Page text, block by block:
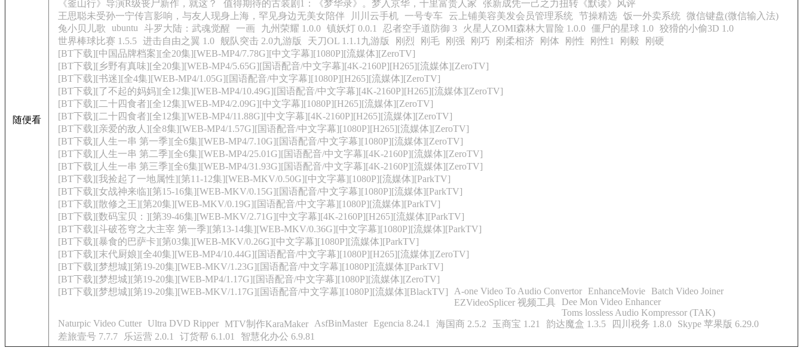
随便看
《釜山行》导演R级丧尸新作，就这？
值得期待的古装剧1：《梦华录》。梦入京华，十里富贵人家
张新成凭一己之力扭转《默读》风评
王思聪未受孙一宁传言影响，与友人现身上海，罕见身边无美女陪伴
川川云手机 一号专车 云上铺美容美发会员管理系统 节操精选 饭一外卖系统
微信键盘(微信输入法)
兔小贝儿歌
ubuntu 斗罗大陆：武魂觉醒 一画 九州荣耀 1.0.0 镇妖灯 0.0.1 忍者空手道防御 3 火星人ZOMI森林大冒险 1.0.0 僵尸的星球 1.0 狡猾的小偷3D 1.0
世界棒球比赛 1.5.5 进击自由之翼 1.0 舰队突击 2.0九游版 天刀OL 1.1.1九游版 刚烈 刚毛 刚强 刚巧 刚柔相济 刚体 刚性 刚性1 刚毅
刚硬
[BT下载][中国品牌档案][全20集][WEB-MP4/7.78G][中文字幕][1080P][流媒体][ZeroTV]
[BT下载][乡野有真味][全20集][WEB-MP4/5.65G][国语配音/中文字幕][4K-2160P][H265][流媒体][ZeroTV]
[BT下载][书迷][全4集][WEB-MP4/1.05G][国语配音/中文字幕][1080P][H265][流媒体][ZeroTV]
[BT下载][了不起的妈妈][全12集][WEB-MP4/10.49G][国语配音/中文字幕][4K-2160P][H265][流媒体][ZeroTV]
[BT下载][二十四食者][全12集][WEB-MP4/2.09G][中文字幕][1080P][H265][流媒体][ZeroTV]
[BT下载][二十四食者][全12集][WEB-MP4/11.88G][中文字幕][4K-2160P][H265][流媒体][ZeroTV]
[BT下载][亲爱的敌人][全8集][WEB-MP4/1.57G][国语配音/中文字幕][1080P][H265][流媒体][ZeroTV]
[BT下载][人生一串 第一季][全6集][WEB-MP4/7.10G][国语配音/中文字幕][1080P][流媒体][ZeroTV]
[BT下载][人生一串 第二季][全6集][WEB-MP4/25.01G][国语配音/中文字幕][4K-2160P][流媒体][ZeroTV]
[BT下载][人生一串 第三季][全6集][WEB-MP4/31.93G][国语配音/中文字幕][4K-2160P][流媒体][ZeroTV]
[BT下载][我捡起了一地属性][第11-12集][WEB-MKV/0.50G][中文字幕][1080P][流媒体][ParkTV]
[BT下载][女战神来临][第15-16集][WEB-MKV/0.15G][国语配音/中文字幕][1080P][流媒体][ParkTV]
[BT下载][散修之王][第20集][WEB-MKV/0.19G][国语配音/中文字幕][1080P][流媒体][ParkTV]
[BT下载][数码宝贝：][第39-46集][WEB-MKV/2.71G][中文字幕][4K-2160P][H265][流媒体][ParkTV]
[BT下载][斗破苍穹之大主宰 第一季][第13-14集][WEB-MKV/0.36G][中文字幕][1080P][流媒体][ParkTV]
[BT下载][暴食的巴萨卡][第03集][WEB-MKV/0.26G][中文字幕][1080P][流媒体][ParkTV]
[BT下载][末代厨娘][全40集][WEB-MP4/10.44G][国语配音/中文字幕][1080P][H265][流媒体][ZeroTV]
[BT下载][梦想城][第19-20集][WEB-MKV/1.23G][国语配音/中文字幕][1080P][流媒体][ParkTV]
[BT下载][梦想城][第19-20集][WEB-MP4/1.17G][国语配音/中文字幕][1080P][流媒体][ZeroTV]
[BT下载][梦想城][第19-20集][WEB-MKV/1.17G][国语配音/中文字幕][1080P][流媒体][BlackTV]
A-one Video To Audio Convertor EnhanceMovie
Batch Video Joiner
EZVideoSplicer 视频工具
Dee Mon Video Enhancer
Toms lossless Audio Kompressor (TAK)
Naturpic Video Cutter Ultra DVD Ripper MTV制作KaraMaker AsfBinMaster Egencia 8.24.1 海国商 2.5.2 玉商宝 1.21 韵达魔盒 1.3.5 四川税务 1.8.0
Skype 苹果版 6.29.0
差旅壹号 7.7.7
乐运营 2.0.1 订货帮 6.1.01 智慧化办公 6.9.81